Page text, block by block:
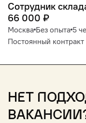
Сотрудник
66 000 ₽
Москва Без опыта 5
Постоянный контракт
Нет